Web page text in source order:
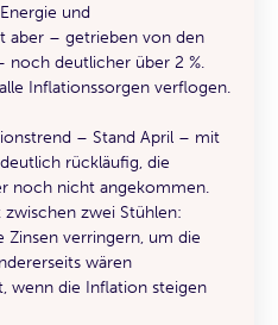
und
aber – getrieben von den
noch deutlicher über 2 %.
Inflationssorgen verflogen.
– Stand April – mit
rückläufig, die
noch nicht angekommen.
zwei Stühlen:
Zinsen verringern, um die
wären
wenn die Inflation steigen